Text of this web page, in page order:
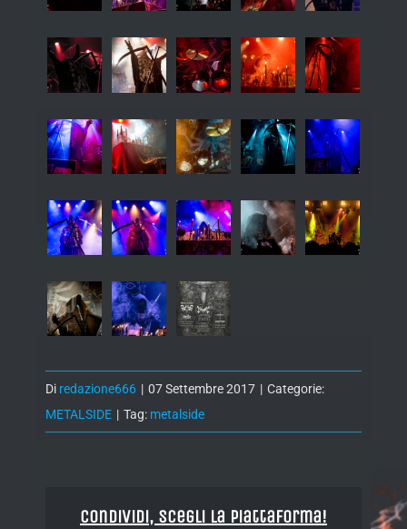
Di redazione666 | 07 Settembre 2017 | Categorie:
METALSIDE | Tag: metalside
Condividi, Scegli la piattaforma!